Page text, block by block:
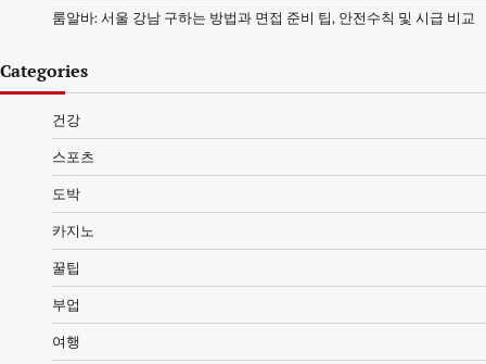
룸알바: 서울 강남 구하는 방법과 면접 준비 팁, 안전수칙 및 시급 비교
Categories
건강
스포츠
도박
카지노
꿀팁
부업
여행